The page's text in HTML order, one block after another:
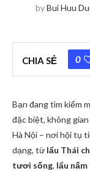
byBui Huu
CHIA SẺ 0
Bạn đang tìm kiếm
đặc biệt, không
Hà Nội – nơi hội tụ
dạng, từ lẩu Thái
tươi sống, lẩu